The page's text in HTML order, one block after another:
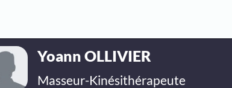
Yoann OLLIVIER
Masseur-Kinésithérapeute